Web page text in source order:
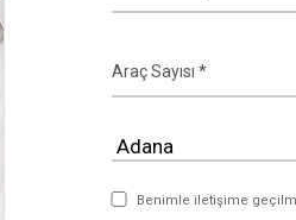
Benimle iletişime